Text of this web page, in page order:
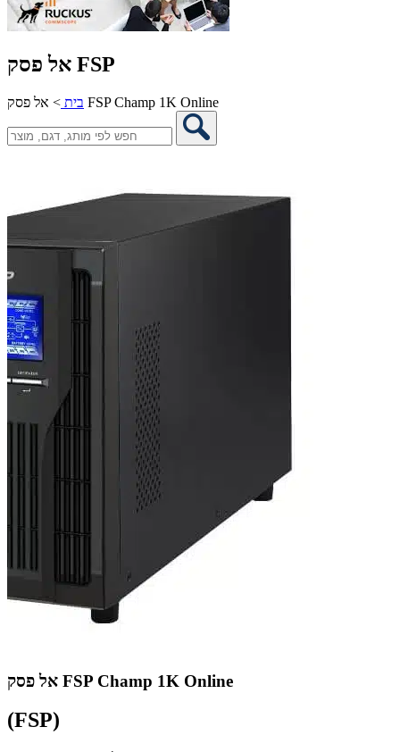
אל פסק FSP
בית > אל פסק FSP Champ 1K Online
אל פסק FSP Champ 1K Online
(FSP)